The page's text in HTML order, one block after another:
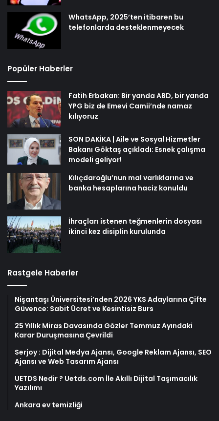
WhatsApp, 2025’ten itibaren bu
telefonlarda desteklenmeyecek
Popüler Haberler
Fatih Erbakan: Bir yanda ABD, bir yanda
YPG biz de Emevi Camii’nde namaz
kılıyoruz
SON DAKİKA | Aile ve Sosyal Hizmetler
Bakanı Göktaş açıkladı: Esnek çalışma
modeli geliyor!
Kılıçdaroğlu’nun mal varlıklarına ve
banka hesaplarına haciz konuldu
İhraçları istenen teğmenlerin dosyası
ikinci kez disiplin kurulunda
Rastgele Haberler
Nişantaşı Üniversitesi’nden 2026 YKS Adaylarına Çifte
Güvence: Sabit Ücret ve Kesintisiz Burs
25 Yıllık Miras Davasında Gözler Temmuz Ayındaki
Karar Duruşmasına Çevrildi
Serjoy : Dijital Medya Ajansı, Google Reklam Ajansı, SEO
Ajansı ve Web Tasarım Ajansı
UETDS Nedir ? Uetds.com İle Akıllı Dijital Taşımacılık
Yazılımı
Ankara ev temizliği